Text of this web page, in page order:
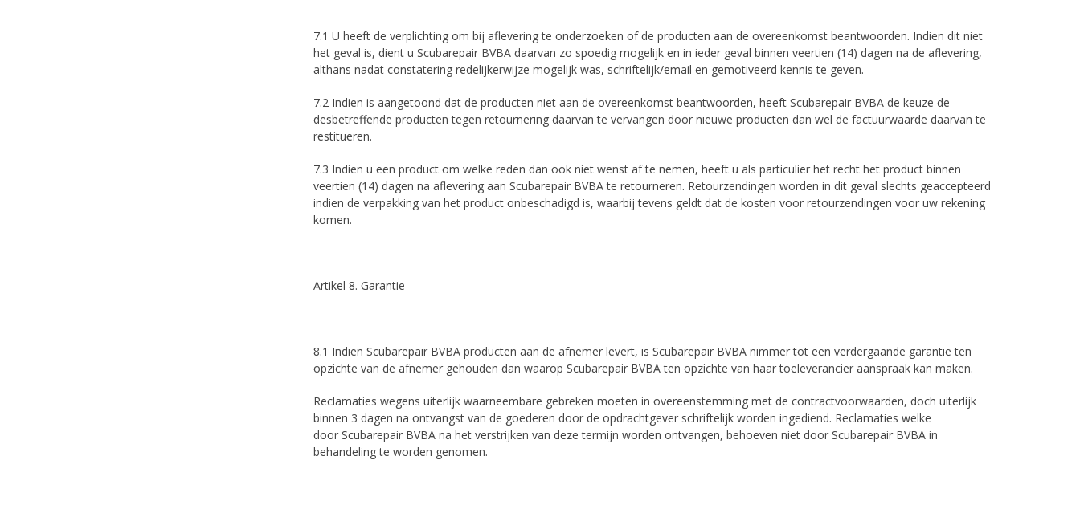
7.1 U heeft de verplichting om bij aflevering te onderzoeken of de producten aan de overeenkomst beantwoorden. Indien dit niet
het geval is, dient u Scubarepair BVBA daarvan zo spoedig mogelijk en in ieder geval binnen veertien (14) dagen na de aflevering,
althans nadat constatering redelijkerwijze mogelijk was, schriftelijk/email en gemotiveerd kennis te geven.
7.2 Indien is aangetoond dat de producten niet aan de overeenkomst beantwoorden, heeft Scubarepair BVBA de keuze de
desbetreffende producten tegen retournering daarvan te vervangen door nieuwe producten dan wel de factuurwaarde daarvan te
restitueren.
7.3 Indien u een product om welke reden dan ook niet wenst af te nemen, heeft u als particulier het recht het product binnen
veertien (14) dagen na aflevering aan Scubarepair BVBA te retourneren. Retourzendingen worden in dit geval slechts geaccepteerd
indien de verpakking van het product onbeschadigd is, waarbij tevens geldt dat de kosten voor retourzendingen voor uw rekening
komen.
Artikel 8. Garantie
8.1 Indien Scubarepair BVBA producten aan de afnemer levert, is Scubarepair BVBA nimmer tot een verdergaande garantie ten
opzichte van de afnemer gehouden dan waarop Scubarepair BVBA ten opzichte van haar toeleverancier aanspraak kan maken.
Reclamaties wegens uiterlijk waarneembare gebreken moeten in overeenstemming met de contractvoorwaarden, doch uiterlijk
binnen 3 dagen na ontvangst van de goederen door de opdrachtgever schriftelijk worden ingediend. Reclamaties welke
door Scubarepair BVBA na het verstrijken van deze termijn worden ontvangen, behoeven niet door Scubarepair BVBA in
behandeling te worden genomen.